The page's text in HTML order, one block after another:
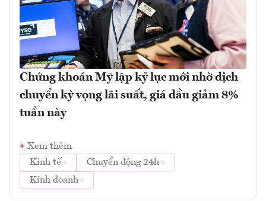
Chứng khoán Mỹ lập kỷ lục mới nhờ dịch
chuyển kỳ vọng lãi suất, giá dầu giảm 8%
tuần này
Xem thêm
Kinh tế
Chuyển động 24h
Kinh doanh